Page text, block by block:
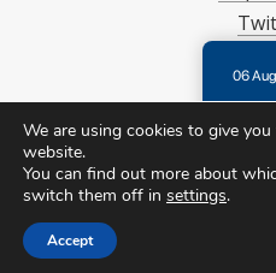
We are using cookies to give
website.
You can find out more about
switch them off in settings.
Accept
06
Please
7.3